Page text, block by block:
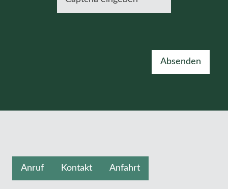
Absenden
Anruf Kontakt Anfahrt